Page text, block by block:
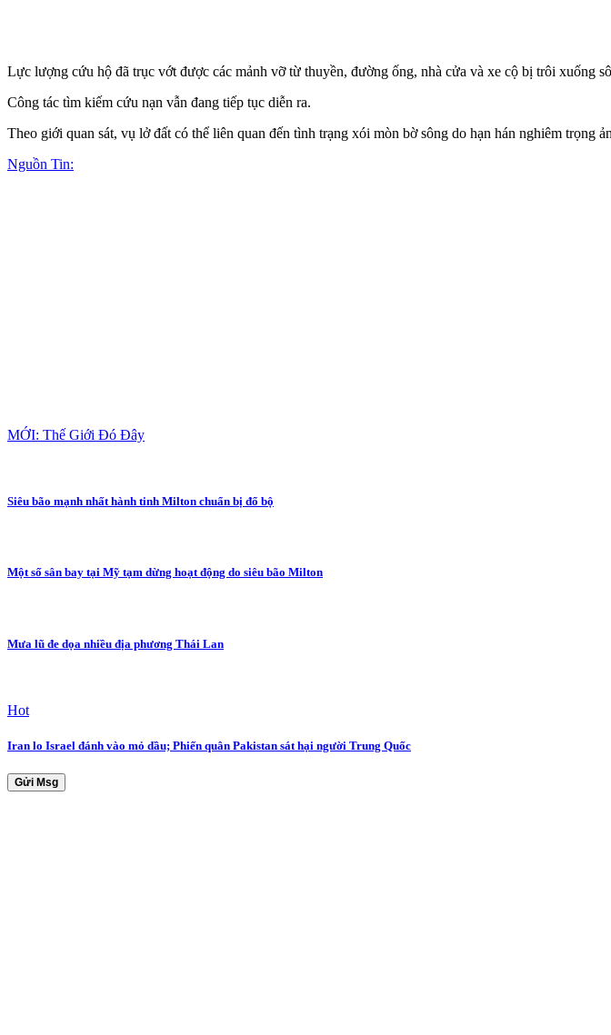
Lực lượng cứu hộ đã trục vớt được các mảnh vỡ từ thuyền, đường ống, nhà cửa và xe cộ bị trôi xuống
Công tác tìm kiếm cứu nạn vẫn đang tiếp tục diễn ra.
Theo giới quan sát, vụ lở đất có thể liên quan đến tình trạng xói mòn bờ sông do hạn hán nghiêm trọng
Nguồn Tin:
MỚI: Thế Giới Đó Đây
Siêu bão mạnh nhất hành tinh Milton chuẩn bị đổ bộ
Một số sân bay tại Mỹ tạm dừng hoạt động do siêu bão Milton
Mưa lũ đe dọa nhiều địa phương Thái Lan
Hot
Iran lo Israel đánh vào mỏ dầu; Phiến quân Pakistan sát hại người Trung Quốc
Gửi Msg